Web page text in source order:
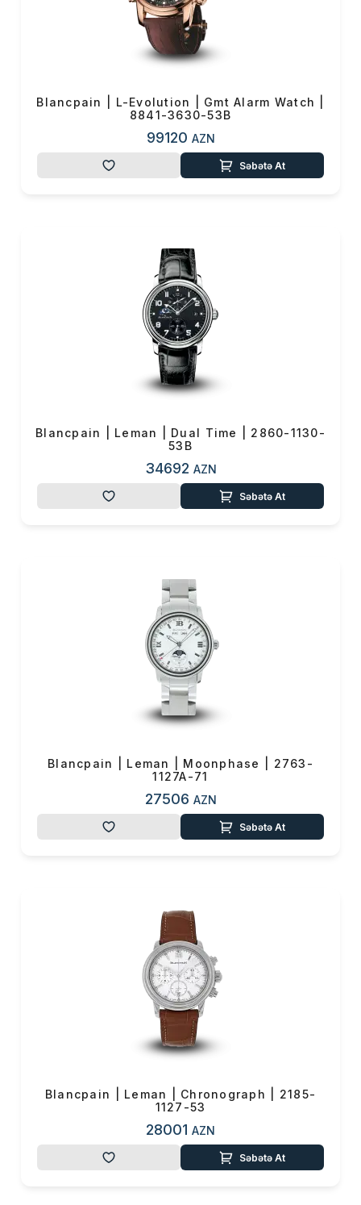
Blancpain | L-Evolution | Gmt Alarm Watch |
8841-3630-53B
99120 AZN
Səbətə At
Blancpain | Leman | Dual Time | 2860-1130-
53B
34692 AZN
Səbətə At
Blancpain | Leman | Moonphase | 2763-
1127A-71
27506 AZN
Səbətə At
Blancpain | Leman | Chronograph | 2185-
1127-53
28001 AZN
Səbətə At
Sifarişi rəsmiləşdir
OK